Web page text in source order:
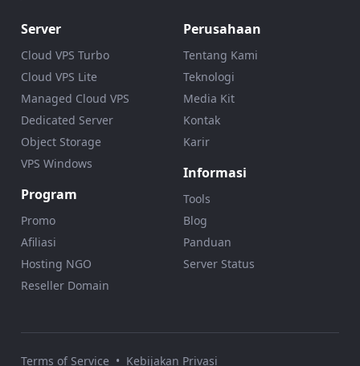
Server
Cloud VPS Turbo
Cloud VPS Lite
Managed Cloud VPS
Dedicated Server
Object Storage
VPS Windows
Program
Promo
Afiliasi
Hosting NGO
Reseller Domain
Perusahaan
Tentang Kami
Teknologi
Media Kit
Kontak
Karir
Informasi
Tools
Blog
Panduan
Server Status
Terms of Service • Kebijakan Privasi